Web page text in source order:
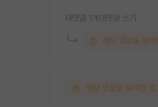
대댓글 1개 대댓글 쓰기
해당 댓글을 보
해당 댓글을 보려면 로